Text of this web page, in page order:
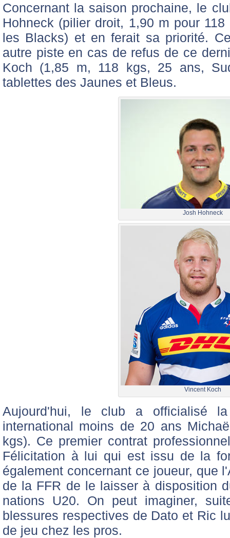
Concernant la saison prochaine, le
Hohneck (pilier droit, 1,90 m pour
les Blacks) et en ferait sa priorité.
autre piste en cas de refus de ce
Koch (1,85 m, 118 kgs, 25 ans,
tablettes des Jaunes et Bleus.
Josh Hohneck
Vincent Koch
Aujourd'hui, le club a officialisé
international moins de 20 ans
kgs). Ce premier contrat
Félicitation à lui qui est issu de la
également concernant ce joueur, que
de la FFR de le laisser à disposition
nations U20. On peut imaginer,
blessures respectives de Dato et Ric
de jeu chez les pros.